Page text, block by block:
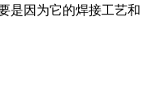
是因为它的焊接工艺和